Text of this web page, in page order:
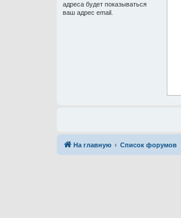
адреса будет показываться
ваш адрес email.
На главную Список форумов